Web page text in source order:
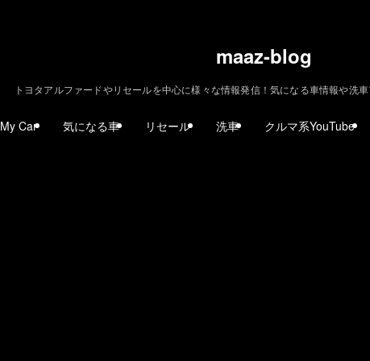
maaz-blog
トヨタアルファードやリセールを中心に様々な情報発信！気になる車情報や洗
My Car 気になる車 リセール 洗車 クルマ系YouTube